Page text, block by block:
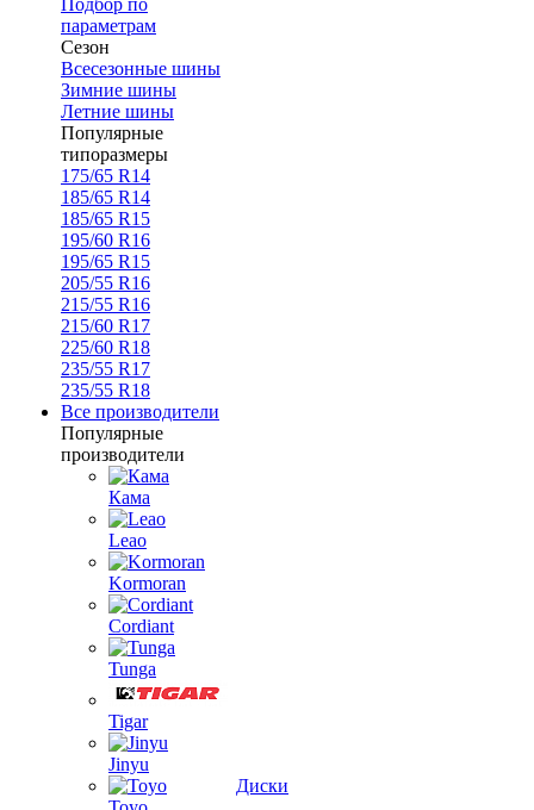
Подбор по
параметрам
Сезон
Всесезонные шины
Зимние шины
Летние шины
Популярные
типоразмеры
175/65 R14
185/65 R14
185/65 R15
195/60 R16
195/65 R15
205/55 R16
215/55 R16
215/60 R17
225/60 R18
235/55 R17
235/55 R18
Все производители
Популярные
производители
Кама
Leao
Kormoran
Cordiant
Tunga
Tigar
Jinyu
Диски